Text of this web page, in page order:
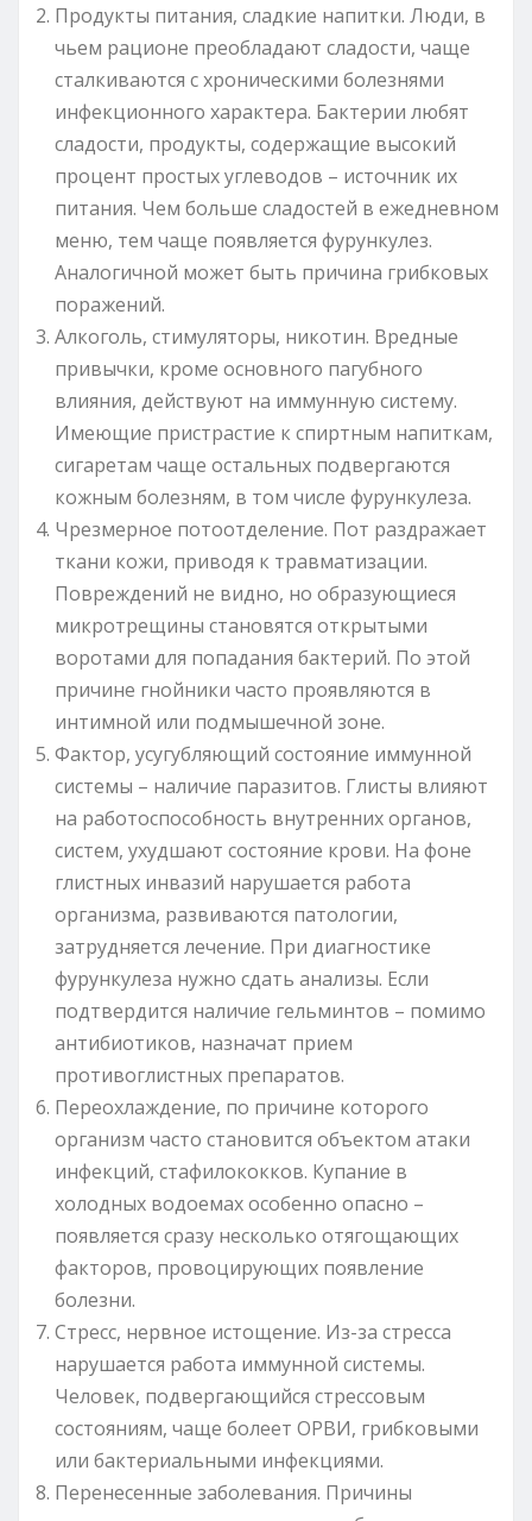
Продукты питания, сладкие напитки. Люди, в
чьем рационе преобладают сладости, чаще
сталкиваются с хроническими болезнями
инфекционного характера. Бактерии любят
сладости, продукты, содержащие высокий
процент простых углеводов – источник их
питания. Чем больше сладостей в ежедневном
меню, тем чаще появляется фурункулез.
Аналогичной может быть причина грибковых
поражений.
Алкоголь, стимуляторы, никотин. Вредные
привычки, кроме основного пагубного
влияния, действуют на иммунную систему.
Имеющие пристрастие к спиртным напиткам,
сигаретам чаще остальных подвергаются
кожным болезням, в том числе фурункулеза.
Чрезмерное потоотделение. Пот раздражает
ткани кожи, приводя к травматизации.
Повреждений не видно, но образующиеся
микротрещины становятся открытыми
воротами для попадания бактерий. По этой
причине гнойники часто проявляются в
интимной или подмышечной зоне.
Фактор, усугубляющий состояние иммунной
системы – наличие паразитов. Глисты влияют
на работоспособность внутренних органов,
систем, ухудшают состояние крови. На фоне
глистных инвазий нарушается работа
организма, развиваются патологии,
затрудняется лечение. При диагностике
фурункулеза нужно сдать анализы. Если
подтвердится наличие гельминтов – помимо
антибиотиков, назначат прием
противоглистных препаратов.
Переохлаждение, по причине которого
организм часто становится объектом атаки
инфекций, стафилококков. Купание в
холодных водоемах особенно опасно –
появляется сразу несколько отягощающих
факторов, провоцирующих появление
болезни.
Стресс, нервное истощение. Из-за стресса
нарушается работа иммунной системы.
Человек, подвергающийся стрессовым
состояниям, чаще болеет ОРВИ, грибковыми
или бактериальными инфекциями.
Перенесенные заболевания. Причины